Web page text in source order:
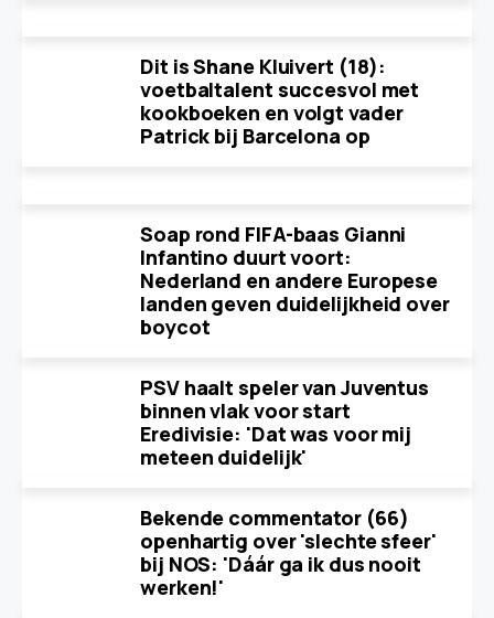
Dit is Shane Kluivert (18):
voetbaltalent succesvol met
kookboeken en volgt vader
Patrick bij Barcelona op
Soap rond FIFA-baas Gianni
Infantino duurt voort:
Nederland en andere Europese
landen geven duidelijkheid over
boycot
PSV haalt speler van Juventus
binnen vlak voor start
Eredivisie: 'Dat was voor mij
meteen duidelijk'
Bekende commentator (66)
openhartig over 'slechte sfeer'
bij NOS: 'Dáár ga ik dus nooit
werken!'